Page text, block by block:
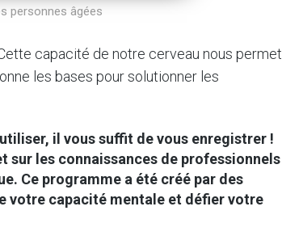
personnes âgées
capacité de notre cerveau nous permet
les bases pour solutionner les
il vous suffit de vous enregistrer !
sur les connaissances de professionnels
Ce programme a été créé par des
votre capacité mentale et défier votre